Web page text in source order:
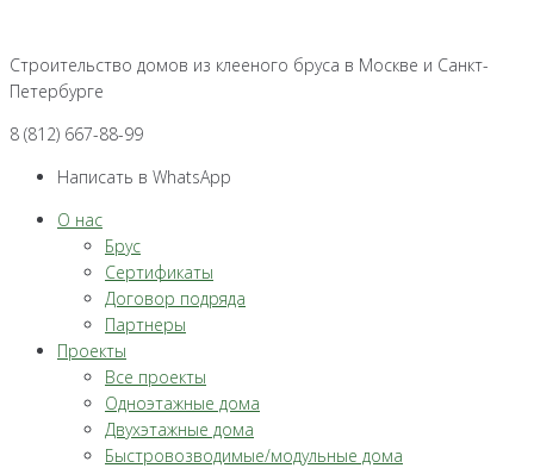
контенту
Строительство домов из клееного бруса в Москве и Санкт-
Петербурге
8 (812) 667-88-99
Написать в WhatsApp
О нас
Брус
Сертификаты
Договор подряда
Партнеры
Проекты
Все проекты
Одноэтажные дома
Двухэтажные дома
Быстровозводимые/модульные дома